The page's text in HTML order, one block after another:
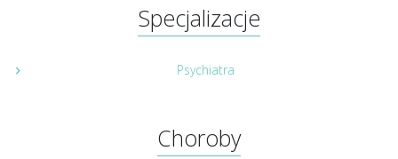
Specjalizacje
Psychiatra
Choroby